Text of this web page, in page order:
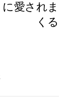
愛されま
くる